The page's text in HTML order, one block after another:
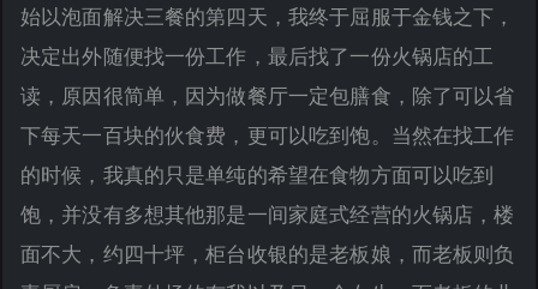
始以泡面解决三餐的第四天，我终于屈服于金钱之下，
决定出外随便找一份工作，最后找了一份火锅店的工
读，原因很简单，因为做餐厅一定包膳食，除了可以省
下每天一百块的伙食费，更可以吃到饱。当然在找工作
的时候，我真的只是单纯的希望在食物方面可以吃到
饱，并没有多想其他那是一间家庭式经营的火锅店，楼
面不大，约四十坪，柜台收银的是老板娘，而老板则负